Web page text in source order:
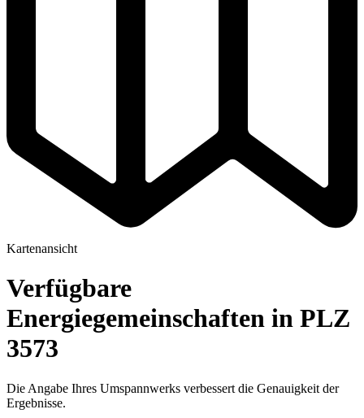
Kartenansicht
Verfügbare
Energiegemeinschaften in PLZ
3573
Die Angabe Ihres Umspannwerks verbessert die Genauigkeit der
Ergebnisse.